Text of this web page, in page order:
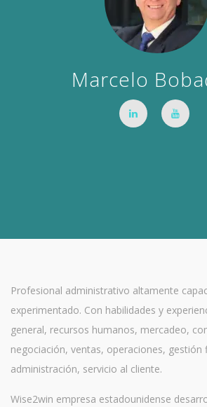
Marcelo
Profesional administrativo altamente
experimentado. Con habilidades y
general, recursos humanos, mercadeo,
negociación, ventas, operaciones, gestión
administración, servicio al cliente.
Wise2win empresa estadounidense